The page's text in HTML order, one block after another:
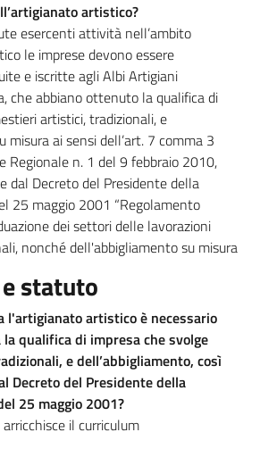
artistico?
esercenti attività nell’ambito
le imprese devono essere
e iscritte agli Albi Artigiani
che abbiano ottenuto la qualifica di
artistici, tradizionali, e
misura ai sensi dell’art. 7 comma 3
Regionale n. 1 del 9 febbraio 2010,
dal Decreto del Presidente della
25 maggio 2001 “Regolamento
dei settori delle lavorazioni
nonché dell'abbigliamento su misura
statuto
l'artigianato artistico è necessario
qualifica di impresa che svolge
e dell’abbigliamento, così
Decreto del Presidente della
25 maggio 2001?
il curriculum